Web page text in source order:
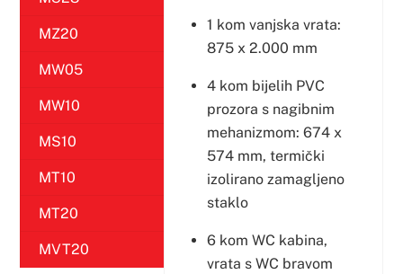
MZ20
MW05
MW10
MS10
MT10
MT20
MVT20
1 kom vanjska vrata:
875 x 2.000 mm
4 kom bijelih PVC
prozora s nagibnim
mehanizmom: 674 x
574 mm, termički
izolirano zamagljeno
staklo
6 kom WC kabina,
vrata s WC bravom